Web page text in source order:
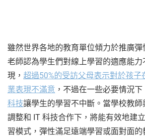
雖然世界各地的教育單位傾力於推廣
老師認為學生們對線上學習的適應能
現， 超過50%的受訪父母表示對於孩子
業表現不滿意 ，不過在一些必要情況
科技讓學生的學習不中斷。當學校教
調整和 IT 科技合作下，將能有效地建
習模式，彈性滿足遠端學習或面對面的